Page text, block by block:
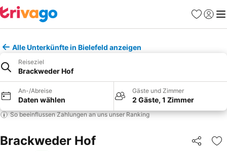
Favoriten
Alle Unterkünfte in Bielefeld anzeigen
Reiseziel
Brackweder Hof
An-/Abreise
Daten wählen
Gäste und Zimmer
2 Gäste, 1 Zimmer
So beeinflussen Zahlungen an uns unser Ranking
Brackweder Hof Teilen